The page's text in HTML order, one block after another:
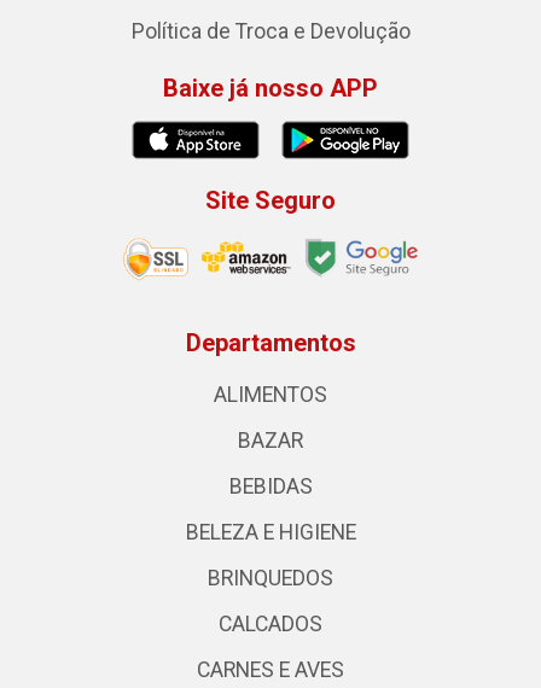
Política de Troca e Devolução
Baixe já nosso APP
Site Seguro
Departamentos
ALIMENTOS
BAZAR
BEBIDAS
BELEZA E HIGIENE
BRINQUEDOS
CALCADOS
CARNES E AVES